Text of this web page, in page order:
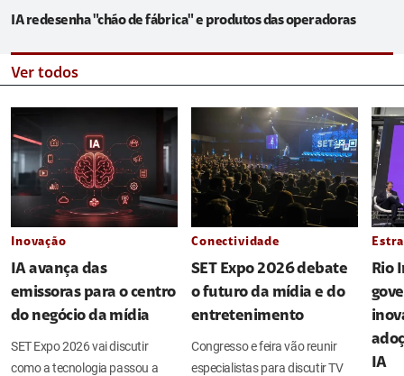
IA redesenha "chão de fábrica" e produtos das operadoras
Ver todos
Inovação
IA avança das
emissoras para o centro
do negócio da mídia
SET Expo 2026 vai discutir
como a tecnologia passou a
Conectividade
SET Expo 2026 debate
o futuro da mídia e do
entretenimento
Congresso e feira vão reunir
especialistas para discutir TV
Rio
IA